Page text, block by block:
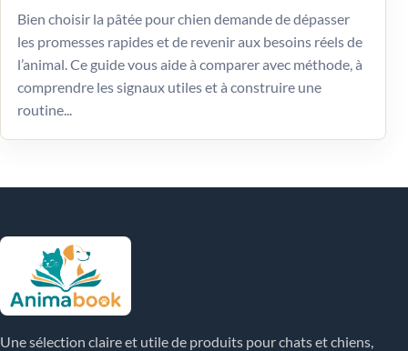
Bien choisir la pâtée pour chien demande de dépasser
les promesses rapides et de revenir aux besoins réels de
l’animal. Ce guide vous aide à comparer avec méthode, à
comprendre les signaux utiles et à construire une
routine...
Une sélection claire et utile de produits pour chats et chiens,